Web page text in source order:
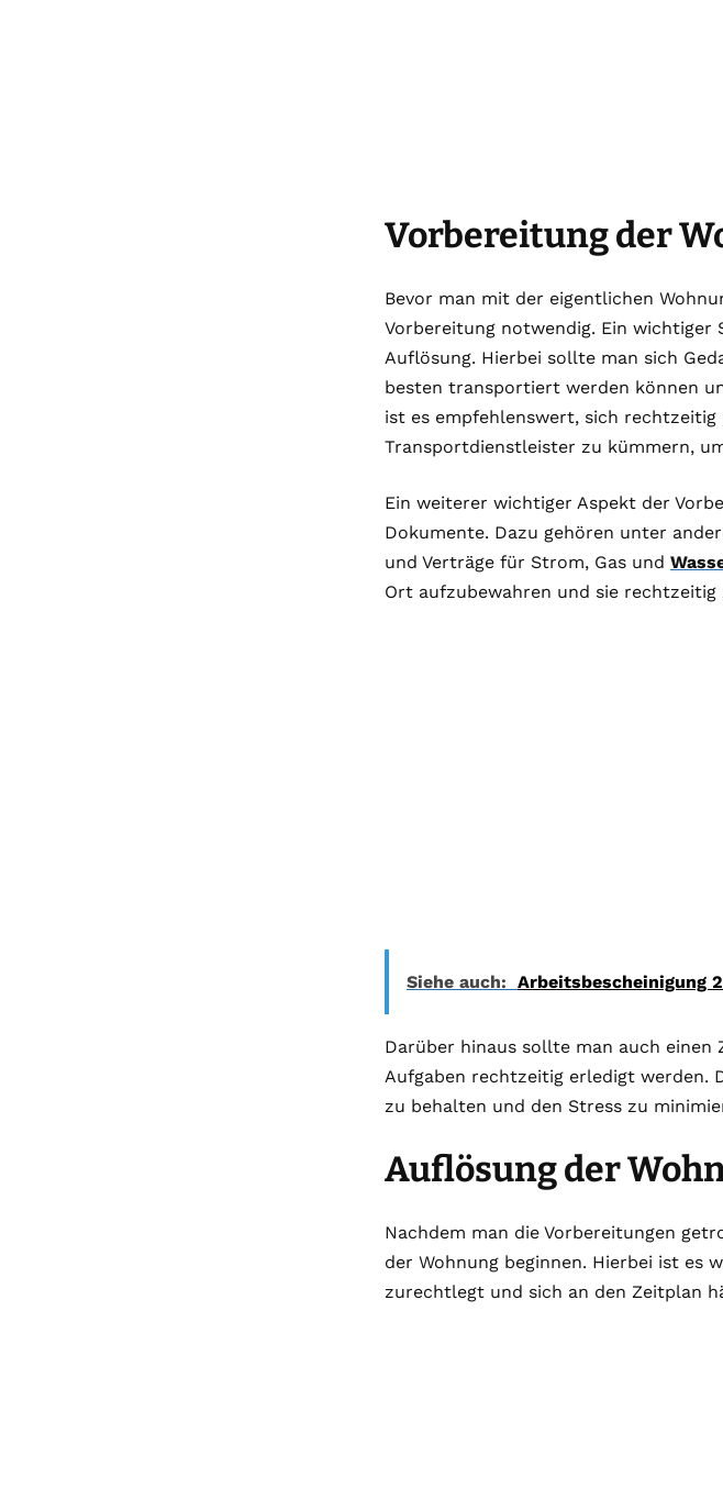
Vorbereitung der
Bevor man mit der eigentlichen
Vorbereitung notwendig. Ein wichtiger
Auflösung. Hierbei sollte man sich
besten transportiert werden können
ist es empfehlenswert, sich
Transportdienstleister zu kümmern,
Ein weiterer wichtiger Aspekt der
Dokumente. Dazu gehören unter
und Verträge für Strom, Gas und
Ort aufzubewahren und sie
Siehe auch: Arbeitsbescheinigung
Darüber hinaus sollte man auch
Aufgaben rechtzeitig erledigt werden.
zu behalten und den Stress zu
Auflösung der
Nachdem man die Vorbereitungen
der Wohnung beginnen. Hierbei ist es
zurechtlegt und sich an den Zeitplan